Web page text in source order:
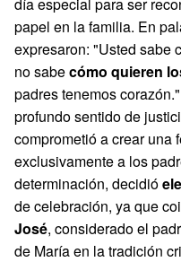
papel en la familia. En
expresaron: "Usted sabe
no sabecómo quieren
padres tenemos
profundo sentido de
comprometió a crear una
exclusivamente a los
determinación, decidió
de celebración, ya que
José, considerado el
de María en la tradición